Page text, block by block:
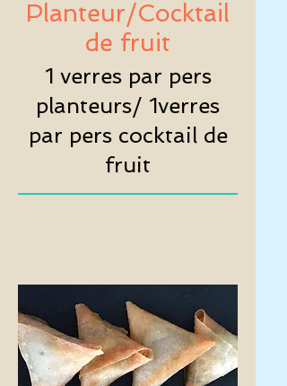
Planteur/Cocktail
de fruit
1 verres par pers
planteurs/ 1verres
par pers cocktail de
fruit